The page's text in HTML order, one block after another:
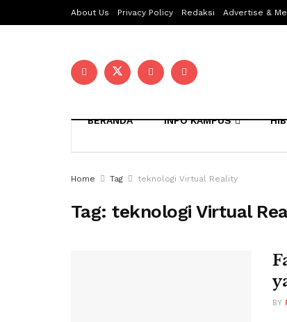
About Us Privacy Policy Redaksi Advertise &
BERANDA INFO KAMPUS
Home Tag teknologi Virtual Reality
Tag:teknologi Virtual
BY